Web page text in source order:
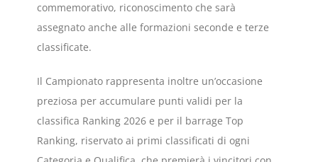
commemorativo, riconoscimento che sarà
assegnato anche alle formazioni seconde e terze
classificate.
Il Campionato rappresenta inoltre un’occasione
preziosa per accumulare punti validi per la
classifica Ranking 2026 e per il barrage Top
Ranking, riservato ai primi classificati di ogni